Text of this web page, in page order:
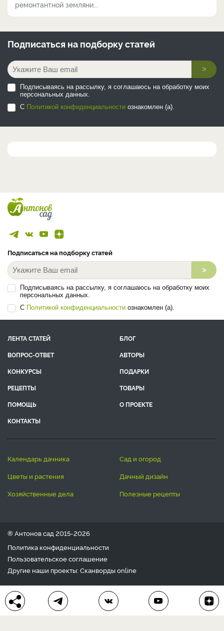
ремонтантной земляни...
Подписаться на подборку статей
>
Подписываясь на рассылку, я соглашаюсь на обработку моих
персональных данных.
С Политикой конфиденциальности ознакомлен (а).
Подписаться на подборку статей
>
Подписываясь на рассылку, я соглашаюсь на обработку моих
персональных данных.
С Политикой конфиденциальности ознакомлен (а).
ЛЕНТА СТАТЕЙ
БЛОГ
ВОПРОС-ОТВЕТ
АВТОРЫ
КОНКУРСЫ
ПОДАРКИ
РЕЦЕПТЫ
ТОВАРЫ
ПОМОЩЬ
О ПРОЕКТЕ
КОНТАКТЫ
календарь дачника
сад и огород
цветы и растения
дачный дизайн
хозяйственные дела
полезные рецепты
® Антонов сад 2015-2026
Политика конфиденциальности
Пользовательское соглашение
Другие наши проекты: Сканвордыonline
Любое использование материала допускается только с
письменного согласия редакции